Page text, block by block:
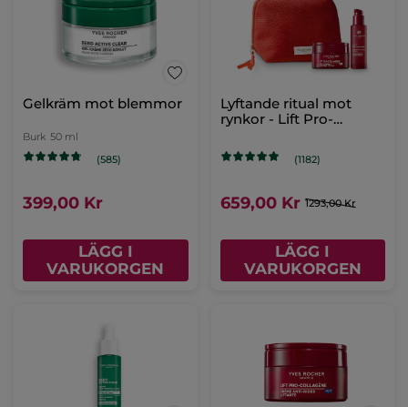
Korrigerande vård mot
Tub
40 ml
(91)
399,00 Kr
LÄGG I
VARUKORGEN
Gelkräm mot blemmor
(585)
399,00 Kr
LÄGG I
VARUKORGEN